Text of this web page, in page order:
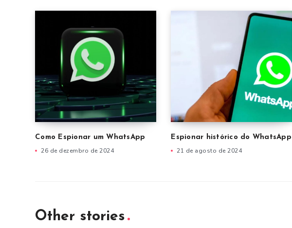
Como Espionar um WhatsApp
26 de dezembro de 2024
Espionar histórico do WhatsApp
21 de agosto de 2024
Other stories